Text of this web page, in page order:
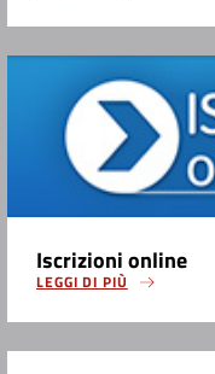
Iscrizioni online
LEGGI DI PIÙ